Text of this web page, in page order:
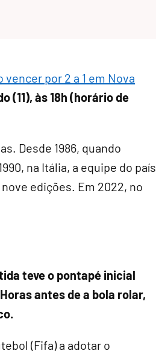
vencer por 2 a 1 em Nova
(11), às 18h (horário de
Desde 1986, quando
na Itália, a equipe do país
edições. Em 2022, no
teve o pontapé inicial
antes de a bola rolar,
(Fifa) a adotar o